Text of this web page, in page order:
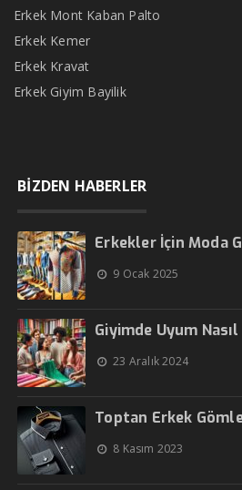
Erkek Mont Kaban Palto
Erkek Kemer
Erkek Kravat
Erkek Giyim Bayilik
BİZDEN HABERLER
Erkekler İçin Moda
9 Ocak 2025
Giyimde Uyum
23 Aralık 2024
Toptan Erkek
8 Kasım 2023